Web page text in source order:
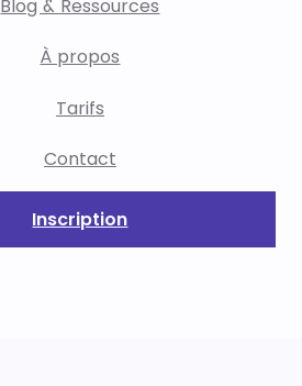
Blog & Ressources
À propos
Tarifs
Contact
Inscription